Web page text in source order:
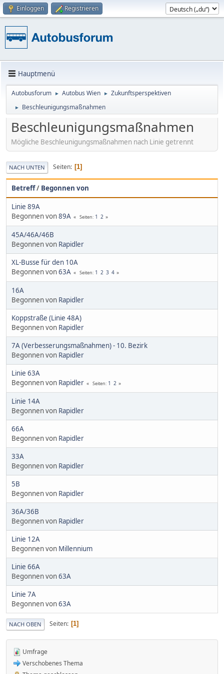
Einloggen Registrieren
Hauptmenü
Autobusforum ► Autobus Wien ► Zukunftsperspektiven
► Beschleunigungsmaßnahmen
Beschleunigungsmaßnahmen
Mögliche Beschleunigungsmaßnahmen nach Linie getrennt
NACH UNTEN Seiten 1
Betreff/ Begonnen von
Linie 89A
Begonnen von89A Seiten 1 2
45A/46A/46B
Begonnen von Rapidler
XL-Busse für den 10A
Begonnen von63A Seiten 1 2 3 4
16A
Begonnen von Rapidler
Koppstraße (Linie 48A)
Begonnen von Rapidler
7A (Verbesserungsmaßnahmen) - 10. Bezirk
Begonnen von Rapidler
Linie 63A
Begonnen von Rapidler Seiten 1 2
Linie 14A
Begonnen von Rapidler
66A
Begonnen von Rapidler
33A
Begonnen von Rapidler
5B
Begonnen von Rapidler
36A/36B
Begonnen von Rapidler
Linie 12A
Begonnen von Millennium
Linie 66A
Begonnen von63A
Linie 7A
Begonnen von63A
NACH OBEN Seiten 1
Umfrage
Verschobenes Thema